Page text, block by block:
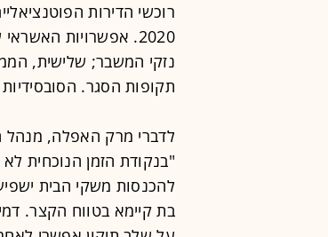
רוכשי הדירות
2020. אפשרויות
נזקי המשבר; שלישית,
תקופות הסגר.
"בנקודת הזמן הנוכחית
להכנסות משקי הבית
בת קיימא בטווח הקצר.